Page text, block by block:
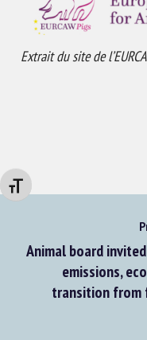
Changer la taille de la police
Extrait du site de
Animal board
emissions,
transition from